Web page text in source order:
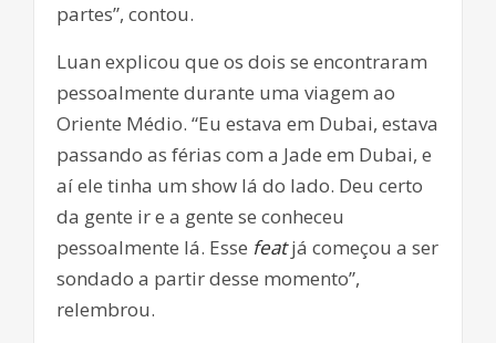
partes”, contou.
Luan explicou que os dois se encontraram
pessoalmente durante uma viagem ao
Oriente Médio. “Eu estava em Dubai, estava
passando as férias com a Jade em Dubai, e
aí ele tinha um show lá do lado. Deu certo
da gente ir e a gente se conheceu
pessoalmente lá. Esse featjá começou a ser
sondado a partir desse momento”,
relembrou.